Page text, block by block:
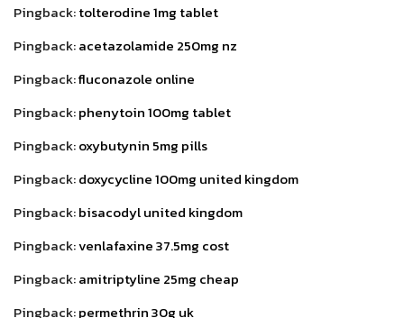
Pingback:tolterodine 1mg tablet
Pingback:acetazolamide 250mg nz
Pingback:fluconazole online
Pingback:phenytoin 100mg tablet
Pingback:oxybutynin 5mg pills
Pingback:doxycycline 100mg united kingdom
Pingback:bisacodyl united kingdom
Pingback:venlafaxine 37.5mg cost
Pingback:amitriptyline 25mg cheap
Pingback:permethrin 30g uk